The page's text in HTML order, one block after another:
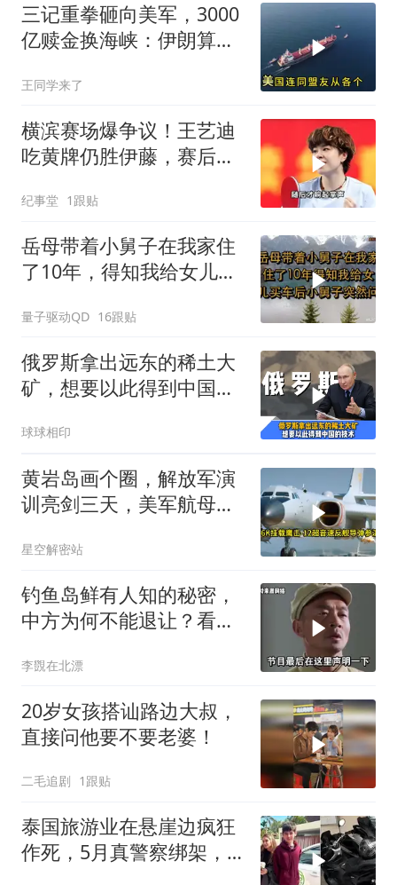
三记重拳砸向美军，3000
亿赎金换海峡：伊朗算准
王同学来了
横滨赛场爆争议！王艺迪
吃黄牌仍胜伊藤，赛后一
纪事堂 1跟贴
岳母带着小舅子在我家住
了10年，得知我给女儿买
量子驱动QD 16跟贴
俄罗斯拿出远东的稀土大
矿，想要以此得到中国独
球球相印
黄岩岛画个圈，解放军演
训亮剑三天，美军航母从
星空解密站
钓鱼岛鲜有人知的秘密，
中方为何不能退让？看完
李覴在北漂
20岁女孩搭讪路边大叔，
直接问他要不要老婆！
二毛追剧 1跟贴
泰国旅游业在悬崖边疯狂
作死，5月真警察绑架，7